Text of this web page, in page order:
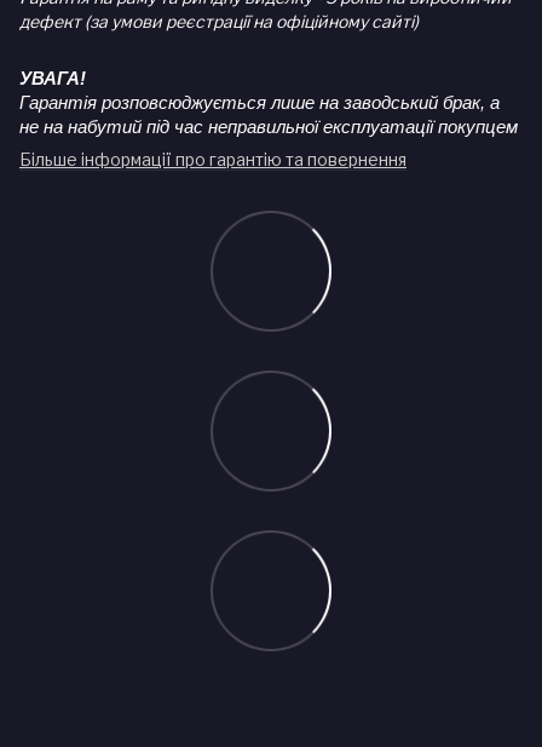
дефект (за умови реєстрації на офіційному сайті)
УВАГА!
Гарантія розповсюджується лише на заводський брак, а
не на набутий під час неправильної експлуатації покупцем
Більше інформації про гарантію та повернення